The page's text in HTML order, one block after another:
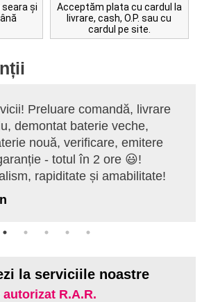
și
Acceptăm plata cu cardul la
livrare, cash, O.P. sau cu
cardul pe site.
Preluare comandă, livrare
demontat baterie veche,
nouă, verificare, emitere
- totul în 2 ore 😃!
rapiditate și amabilitate!
la serviciile noastre
R.A.R.